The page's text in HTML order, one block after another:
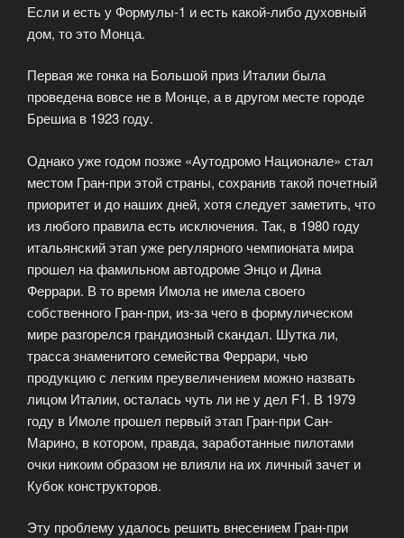
Если и есть у Формулы-1 и есть какой-либо духовный
дом, то это Монца.
Первая же гонка на Большой приз Италии была
проведена вовсе не в Монце, а в другом месте городе
Брешиа в 1923 году.
Однако уже годом позже «Аутодромо Национале» стал
местом Гран-при этой страны, сохранив такой почетный
приоритет и до наших дней, хотя следует заметить, что
из любого правила есть исключения. Так, в 1980 году
итальянский этап уже регулярного чемпионата мира
прошел на фамильном автодроме Энцо и Дина
Феррари. В то время Имола не имела своего
собственного Гран-при, из-за чего в формулическом
мире разгорелся грандиозный скандал. Шутка ли,
трасса знаменитого семейства Феррари, чью
продукцию с легким преувеличением можно назвать
лицом Италии, осталась чуть ли не у дел F1. В 1979
году в Имоле прошел первый этап Гран-при Сан-
Марино, в котором, правда, заработанные пилотами
очки никоим образом не влияли на их личный зачет и
Кубок конструкторов.
Эту проблему удалось решить внесением Гран-при